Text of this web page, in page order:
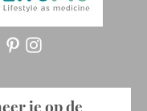
je op de